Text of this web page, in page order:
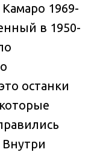
1969-
в 1950-
останки
Внутри